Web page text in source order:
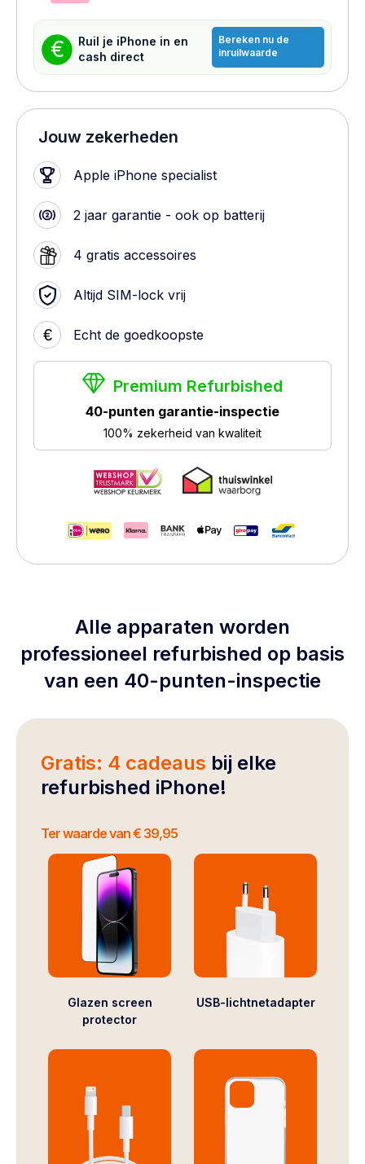
€
Ruil je iPhone in en
cash direct
Bereken nu de
inruilwaarde
Jouw zekerheden
Apple iPhone specialist
2 jaar garantie - ook op batterij
4 gratis accessoires
Altijd SIM-lock vrij
€ Echt de goedkoopste
Premium Refurbished
40-punten garantie-inspectie
100% zekerheid van kwaliteit
Alle apparaten worden
professioneel refurbished op basis
van een 40-punten-inspectie
Gratis: 4 cadeaus bij elke
refurbished iPhone!
Ter waarde van € 39,95
Glazen screen
protector
USB-lichtnetadapter